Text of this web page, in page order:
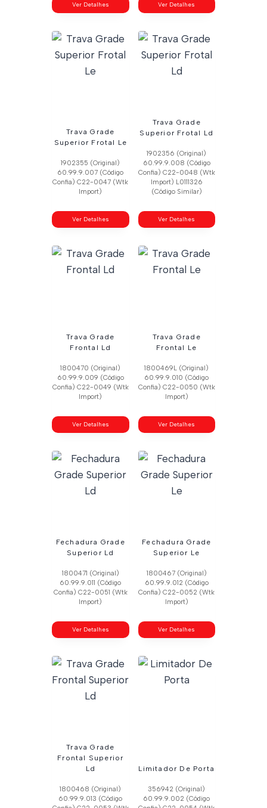
Ver Detalhes Ver Detalhes
Trava Grade
Superior Frotal Le
1902355 (Original)
60.99.9.007 (Código
Confia) C22-0047 (Wtk
Import)
Ver Detalhes
Trava Grade
Superior Frotal Ld
1902356 (Original)
60.99.9.008 (Código
Confia) C22-0048 (Wtk
Import) L0111326
(Código Similar)
Ver Detalhes
Trava Grade
Frontal Ld
1800470 (Original)
60.99.9.009 (Código
Confia) C22-0049 (Wtk
Import)
Ver Detalhes
Trava Grade
Frontal Le
1800469L (Original)
60.99.9.010 (Código
Confia) C22-0050 (Wtk
Import)
Ver Detalhes
Fechadura Grade
Superior Ld
1800471 (Original)
60.99.9.011 (Código
Confia) C22-0051 (Wtk
Import)
Ver Detalhes
Fechadura Grade
Superior Le
1800467 (Original)
60.99.9.012 (Código
Confia) C22-0052 (Wtk
Import)
Ver Detalhes
Trava Grade
Frontal Superior
Ld
1800468 (Original)
60.99.9.013 (Código
Limitador De Porta
356942 (Original)
60.99.9.002 (Código